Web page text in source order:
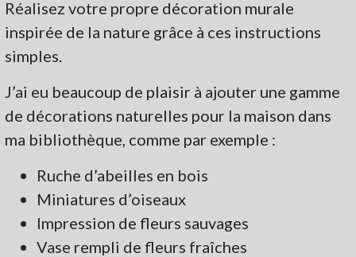
Réalisez votre propre décoration murale
inspirée de la nature grâce à ces instructions
simples.
J’ai eu beaucoup de plaisir à ajouter une gamme
de décorations naturelles pour la maison dans
ma bibliothèque, comme par exemple :
Ruche d’abeilles en bois
Miniatures d’oiseaux
Impression de fleurs sauvages
Vase rempli de fleurs fraîches